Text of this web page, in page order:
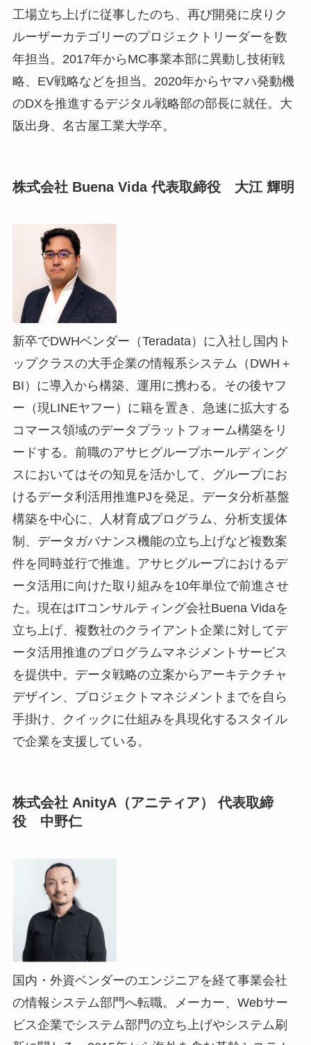
工場立ち上げに従事したのち、再び開発に戻りク
ルーザーカテゴリーのプロジェクトリーダーを数
年担当。2017年からMC事業本部に異動し技術戦
略、EV戦略などを担当。2020年からヤマハ発動機
のDXを推進するデジタル戦略部の部長に就任。大
阪出身、名古屋工業大学卒。
株式会社 Buena Vida 代表取締役 大江 輝明
新卒でDWHベンダー（Teradata）に入社し国内ト
ップクラスの大手企業の情報系システム（DWH＋
BI）に導入から構築、運用に携わる。その後ヤフ
ー（現LINEヤフー）に籍を置き、急速に拡大する
コマース領域のデータプラットフォーム構築をリ
ードする。前職のアサヒグループホールディング
スにおいてはその知見を活かして、グループにお
けるデータ利活用推進PJを発足。データ分析基盤
構築を中心に、人材育成プログラム、分析支援体
制、データガバナンス機能の立ち上げなど複数案
件を同時並行で推進。アサヒグループにおけるデ
ータ活用に向けた取り組みを10年単位で前進させ
た。現在はITコンサルティング会社Buena Vidaを
立ち上げ、複数社のクライアント企業に対してデ
ータ活用推進のプログラムマネジメントサービス
を提供中。データ戦略の立案からアーキテクチャ
デザイン、プロジェクトマネジメントまでを自ら
手掛け、クイックに仕組みを具現化するスタイル
で企業を支援している。
株式会社 AnityA（アニティア） 代表取締
役 中野仁
国内・外資ベンダーのエンジニアを経て事業会社
の情報システム部門へ転職。メーカー、Webサー
ビス企業でシステム部門の立ち上げやシステム刷